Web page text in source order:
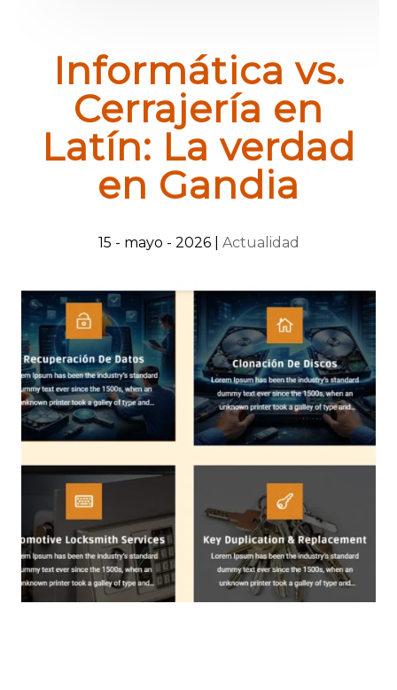
Informática vs.
Cerrajería en
Latín: La verdad
en Gandia
15 - mayo - 2026| Actualidad